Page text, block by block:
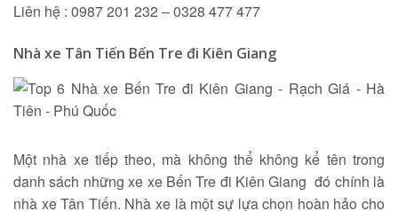
Liên hệ : 0987 201 232 – 0328 477 477
Nhà xe Tân Tiến Bến Tre đi Kiên Giang
Một nhà xe tiếp theo, mà không thể không kể tên trong
danh sách những xe xe Bến Tre đi Kiên Giang đó chính là
nhà xe Tân Tiến. Nhà xe là một sự lựa chọn hoàn hảo cho